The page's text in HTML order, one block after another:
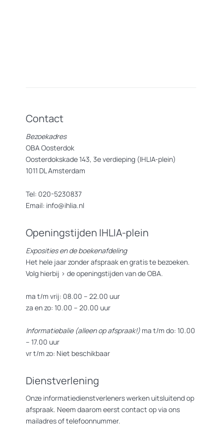
Contact
Bezoekadres
OBA Oosterdok
Oosterdokskade 143, 3e verdieping (IHLIA-plein)
1011 DL Amsterdam
Tel: 020-5230837
Email: info@ihlia.nl
Openingstijden IHLIA-plein
Exposities en de boekenafdeling
Het hele jaar zonder afspraak en gratis te bezoeken.
Volg hierbij > de openingstijden van de OBA.
ma t/m vrij: 08.00 – 22.00 uur
za en zo: 10.00 – 20.00 uur
Informatiebalie (alleen op afspraak!) ma t/m do: 10.00
– 17.00 uur
vr t/m zo: Niet beschikbaar
Dienstverlening
Onze informatiedienstverleners werken uitsluitend op
afspraak. Neem daarom eerst contact op via ons
mailadres of telefoonnummer.